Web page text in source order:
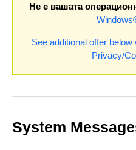
Не е вашата
See additional offer below
Privacy/
System